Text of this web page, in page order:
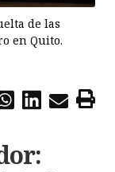
de las
en Quito.